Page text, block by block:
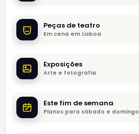
Peças de teatro
Em cena em Lisboa
Exposições
Arte e fotografia
Este fim de semana
Planos para sábado e domingo